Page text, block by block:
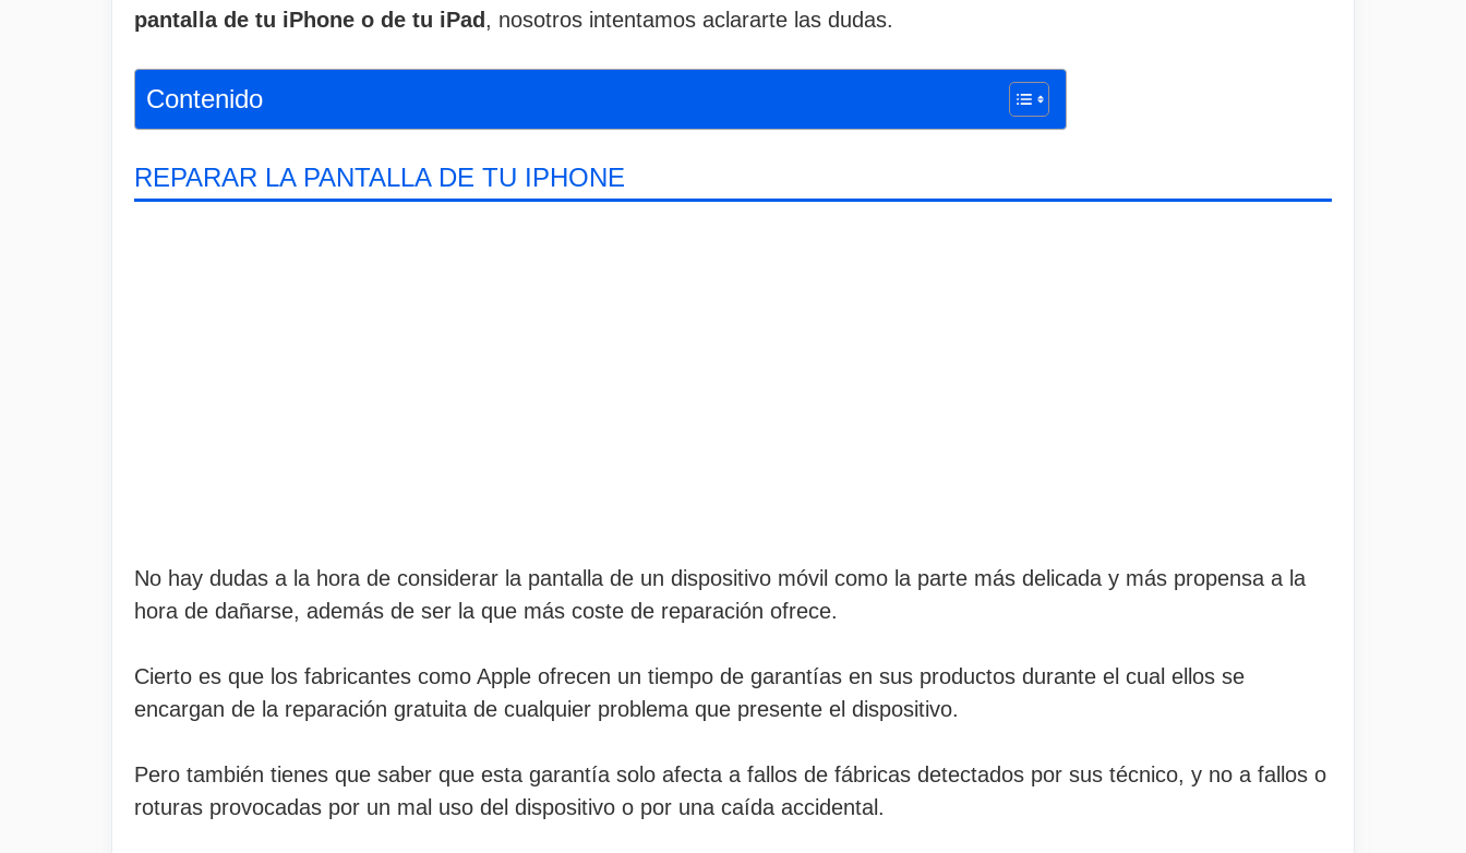
pantalla de tu iPhone o de tu iPad , nosotros intentamos aclararte las dudas.
Contenido
REPARAR LA PANTALLA DE TU IPHONE
No hay dudas a la hora de considerar la pantalla de un dispositivo móvil como la parte más delicada y más propensa a la
hora de dañarse, además de ser la que más coste de reparación ofrece.
Cierto es que los fabricantes como Apple ofrecen un tiempo de garantías en sus productos durante el cual ellos se
encargan de la reparación gratuita de cualquier problema que presente el dispositivo.
Pero también tienes que saber que esta garantía solo afecta a fallos de fábricas detectados por sus técnico, y no a fallos o
roturas provocadas por un mal uso del dispositivo o por una caída accidental.